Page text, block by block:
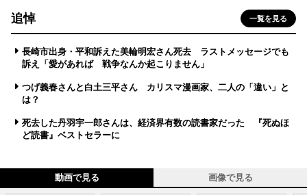
追悼 一覧を見る
長崎市出身・平和訴えた美輪明宏さん死去 ラストメッセージでも
訴え「愛があれば 戦争なんか起こりません」
つげ義春さんと白土三平さん カリスマ漫画家、二人の「違い」と
は？
死去した丹羽宇一郎さんは、経済界有数の読書家だった 『死ぬほ
ど読書』ベストセラーに
動画で見る 画像で見る